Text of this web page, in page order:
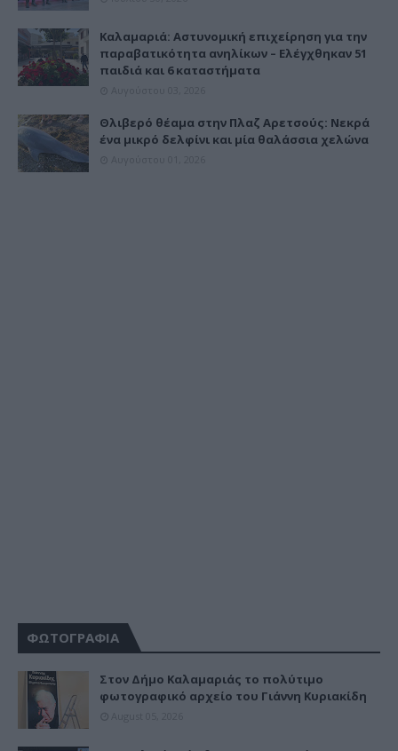
Καλαμαριά: Αστυνομική επιχείρηση για την
παραβατικότητα ανηλίκων – Ελέγχθηκαν 51
παιδιά και 6 καταστήματα
Θλιβερό θέαμα στην Πλαζ Αρετσούς: Νεκρά
ένα μικρό δελφίνι και μία θαλάσσια χελώνα
ΦΩΤΟΓΡΑΦΙΑ
Στον Δήμο Καλαμαριάς το πολύτιμο
φωτογραφικό αρχείο του Γιάννη Κυριακίδη